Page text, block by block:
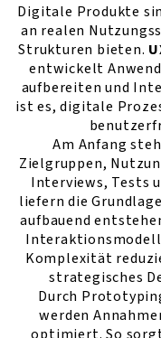
Digitale Produkte
an realen
Strukturen bieten.
entwickelt
aufbereiten und
ist es, digitale
Am Anfang
Zielgruppen,
Interviews, Tests
liefern die
aufbauend
Komplexität
strategisches
Durch
werden
optimiert. So